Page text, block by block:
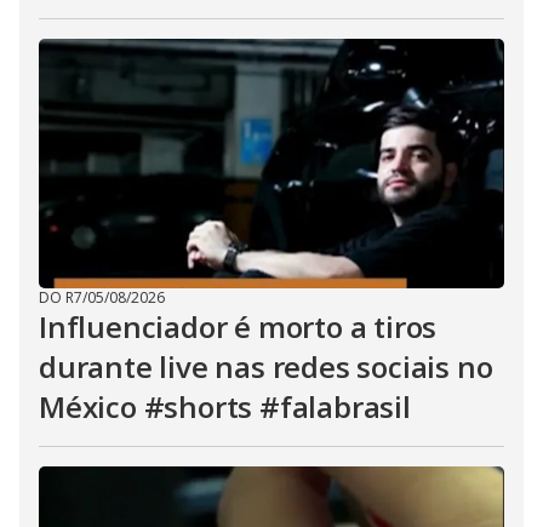
DO R7/05/08/2026
Influenciador é morto a tiros
durante live nas redes sociais no
México #shorts #falabrasil